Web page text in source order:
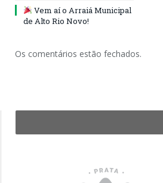
Vem aí o Arraiá Municipal
de Alto Rio Novo!
Os comentários estão fechados.